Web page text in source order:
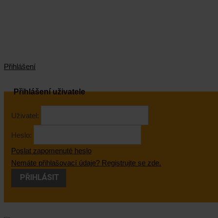
Přihlášení
Přihlášení uživatele
Uživatel:
Heslo:
Poslat zapomenuté heslo
Nemáte přihlašovací údaje? Registrujte se zde.